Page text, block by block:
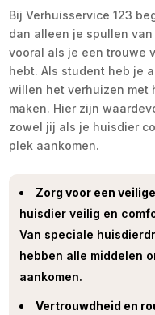
Bij Verhuisservice 123
dan alleen je spullen van
vooral als je een trouwe
hebt. Als student heb je
willen het verhuizen met
maken. Hier zijn
zowel jij als je huisdier
plek aankomen.
Zorg voor een
huisdier veilig en
Van speciale
hebben alle middelen
aankomen.
Vertrouwdheid en